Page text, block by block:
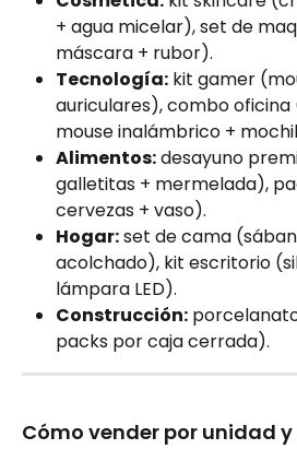
+ agua micelar), set de
máscara + rubor).
Tecnología: kit gamer
auriculares), combo
mouse inalámbrico +
Alimentos: desayuno
galletitas + mermelada),
cervezas + vaso).
Hogar: set de cama
acolchado), kit escritorio
lámpara LED).
Construcción:
packs por caja cerrada).
Cómo vender por unidad